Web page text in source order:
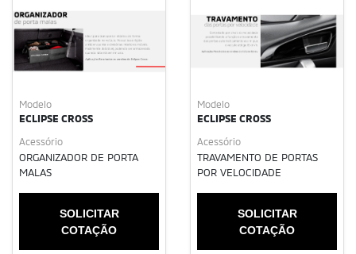
Modelo
ECLIPSE CROSS
Acessório
ORGANIZADOR DE PORTA
MALAS
SOLICITAR
COTAÇÃO
Modelo
ECLIPSE CROSS
Acessório
TRAVAMENTO DE PORTAS
POR VELOCIDADE
SOLICITAR
COTAÇÃO